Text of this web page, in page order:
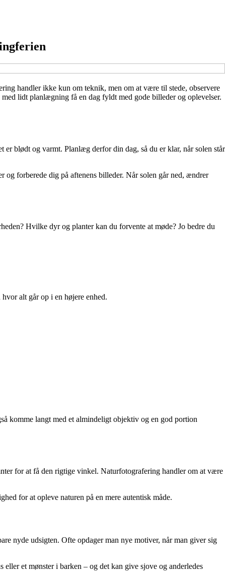
handler ikke kun om teknik, men om at være til stede, observere
lidt planlægning få en dag fyldt med gode billeder og oplevelser.
blødt og varmt. Planlæg derfor din dag, så du er klar, når solen står
forberede dig på aftenens billeder. Når solen går ned, ændrer
Hvilke dyr og planter kan du forvente at møde? Jo bedre du
alt går op i en højere enhed.
komme langt med et almindeligt objektiv og en god portion
for at få den rigtige vinkel. Naturfotografering handler om at være
for at opleve naturen på en mere autentisk måde.
nyde udsigten. Ofte opdager man nye motiver, når man giver sig
et mønster i barken – og det kan give sjove og anderledes